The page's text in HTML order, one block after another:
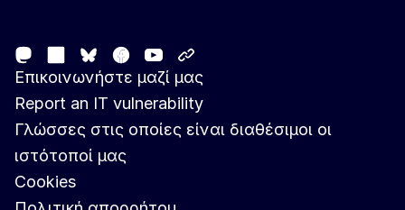
MastodonLinkedIn
Bluesky
Facebook
Youtube
Επικοινωνήστε μαζί μας
Report an IT vulnerability
Γλώσσες στις οποίες είναι διαθέσιμοι οι
ιστότοποί μας
Cookies